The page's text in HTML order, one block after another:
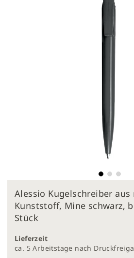
Anfang
der
Alessio Kugelschreiber aus
Kunststoff, Mine schwarz,
Stück
Lieferzeit
ca. 5 Arbeitstage nach